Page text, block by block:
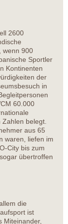
2600
wenn 900
Sportler
Kontinenten
der
in
60.000
Zahlen belegt.
aus 65
waren, liefen im
City bis zum
übertroffen
die
ist
Miteinander,